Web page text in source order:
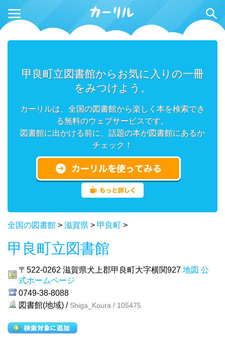
甲良町立図書館からお気に入りの一冊
をみつけよう。
カーリルは、全国の図書館から楽しく本を検索でき
る無料のウェブサービスです。
図書館に出かける前に、話題の本が図書館にあるか
チェック！
全国の図書館 > 滋賀県 > 甲良町 >
甲良町立図書館
〒522-0262 滋賀県犬上郡甲良町大字横関927 地図 公
式ホームページ
0749-38-8088
図書館(地域) / Shiga_Koura / 105475